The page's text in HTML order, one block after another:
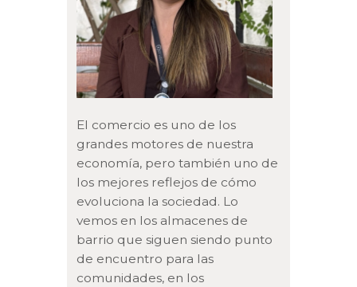
El comercio es uno de los
grandes motores de nuestra
economía, pero también uno de
los mejores reflejos de cómo
evoluciona la sociedad. Lo
vemos en los almacenes de
barrio que siguen siendo punto
de encuentro para las
comunidades, en los